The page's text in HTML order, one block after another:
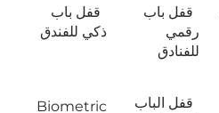
قفل باب
رقمي
للفنادق
قفل باب
ذكي للفندق
قفل الباب
Biometric